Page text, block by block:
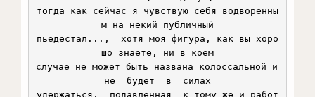
тогда как сейчас я чувствую себя водворенны
м на некий публичный
пьедестал...,  хотя моя фигура, как вы хоро
шо знаете, ни в коем
случае не может быть названа колоссальной и
не  будет  в  силах
удержаться,  подавленная  к тому же и работ